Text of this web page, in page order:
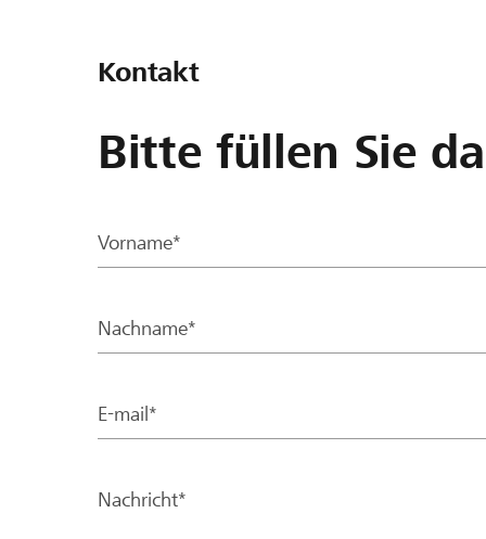
Kontakt
Bitte füllen Sie
Vorname*
Nachname*
E-mail*
Nachricht*